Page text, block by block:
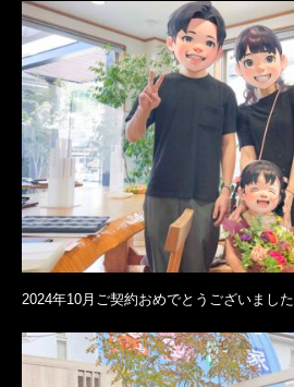
2024年10月ご契約おめでとうございました